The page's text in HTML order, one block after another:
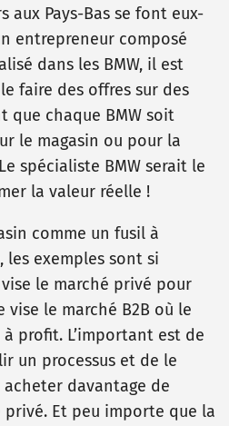
aux Pays-Bas se font eux-
entrepreneur composé
dans les BMW, il est
faire des offres sur des
que chaque BMW soit
le magasin ou pour la
spécialiste BMW serait le
la valeur réelle !
comme un fusil à
exemples sont si
le marché privé pour
vise le marché B2B où le
à profit. L’important est de
un processus et de le
davantage de
Et peu importe que la